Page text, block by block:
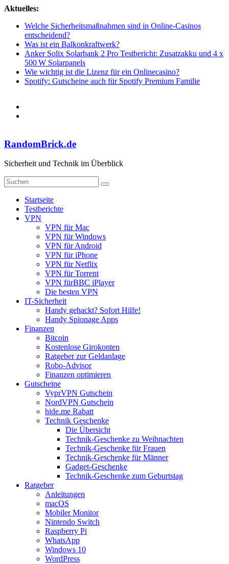
Zum
springen
Aktuelles:
Welche Sicherheitsmaßnahmen sind in Online-Casinos
entscheidend?
Was ist ein Balkonkraftwerk?
Anker Solix Solarbank 2 Pro Testbericht: Zusatzakku und 4 x
500 W Solarpanels
Wie wichtig ist die Lizenz für ein Onlinecasino?
Spotify: Gutscheine auch für Spotify Premium Familie
RandomBrick.de
Sicherheit und Technik im Überblick
Startseite
Testberichte
VPN
VPN für Mac
VPN für Windows
VPN für Android
VPN für iPhone
VPN für Netflix
VPN für Torrent
VPN fürBBC iPlayer
Die besten VPN
IT-Sicherheit
Handy gehackt? Sofort Hilfe!
Handy Spionage Apps
Finanzen
Bitcoin
Kostenlose Girokonten
Ratgeber zur Geldanlage
Robo-Advisor
Finanzen optimieren
Gutscheine
VyprVPN Gutschein
NordVPN Gutschein
hide.me Rabatt
Technik Geschenke
Die Übersicht
Technik-Geschenke zu Weihnachten
Technik-Geschenke für Frauen
Technik-Geschenke für Männer
Gadget-Geschenke
Technik-Geschenke zum Geburtstag
Ratgeber
Anleitungen
macOS
Mobiler Monitor
Nintendo Switch
Raspberry Pi
WhatsApp
Windows 10
WordPress